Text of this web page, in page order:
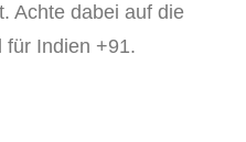
Achte dabei auf die
für Indien +91.